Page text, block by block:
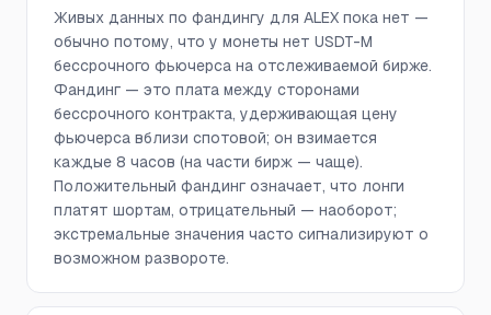
Живых данных по фандингу для ALEX пока нет —
обычно потому, что у монеты нет USDT-M
бессрочного фьючерса на отслеживаемой бирже.
Фандинг — это плата между сторонами
бессрочного контракта, удерживающая цену
фьючерса вблизи спотовой; он взимается
каждые 8 часов (на части бирж — чаще).
Положительный фандинг означает, что лонги
платят шортам, отрицательный — наоборот;
экстремальные значения часто сигнализируют о
возможном развороте.